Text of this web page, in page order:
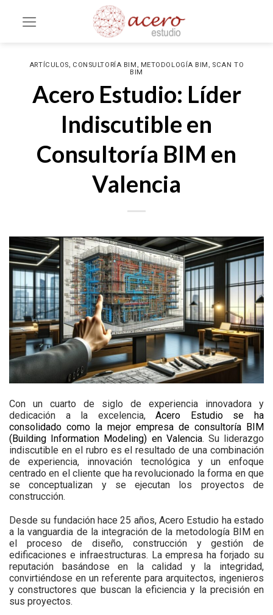
ARTÍCULOS CONSULTORÍA BIM METODOLOGÍA BIM SCAN TO
BIM
Acero Estudio: Líder
Indiscutible en
Consultoría BIM en
Valencia
Con un cuarto de siglo de experiencia innovadora y
dedicación a la excelencia,Acero Estudio se ha
consolidado como la mejor empresa de consultoría BIM
(Building Information Modeling) en Valencia. Su liderazgo
indiscutible en el rubro es el resultado de una combinación
de experiencia, innovación tecnológica y un enfoque
centrado en el cliente que ha revolucionado la forma en que
se conceptualizan y se ejecutan los proyectos de
construcción.
Desde su fundación hace 25 años, Acero Estudio ha estado
a la vanguardia de la integración de la metodología BIM en
el proceso de diseño, construcción y gestión de
edificaciones e infraestructuras. La empresa ha forjado su
reputación basándose en la calidad y la integridad,
convirtiéndose en un referente para arquitectos, ingenieros
y constructores que buscan la eficiencia y la precisión en
sus proyectos.